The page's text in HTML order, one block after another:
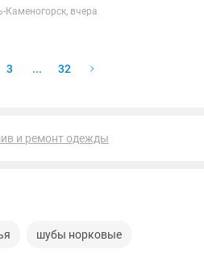
Замер. Технолог приедет к
Каменогорск, вчера
3 ... 32
и ремонт одежды
шубы норковые